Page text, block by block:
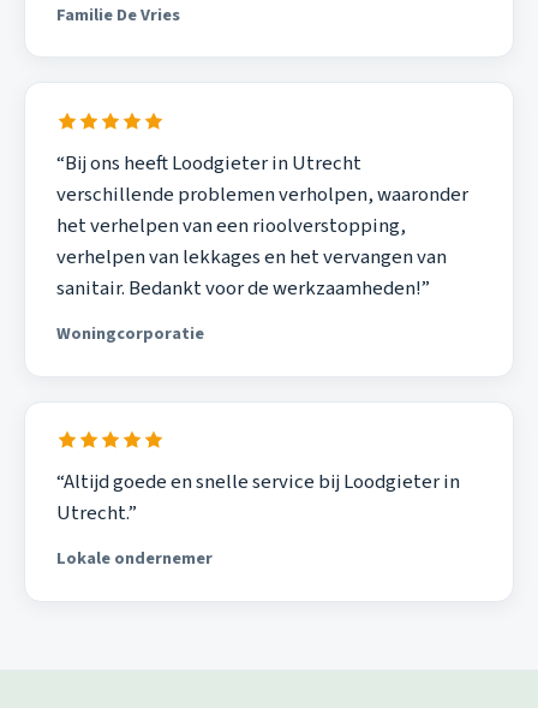
Familie De Vries
“Bij ons heeft Loodgieter in Utrecht
verschillende problemen verholpen, waaronder
het verhelpen van een rioolverstopping,
verhelpen van lekkages en het vervangen van
sanitair. Bedankt voor de werkzaamheden!”
Woningcorporatie
“Altijd goede en snelle service bij Loodgieter in
Utrecht.”
Lokale ondernemer